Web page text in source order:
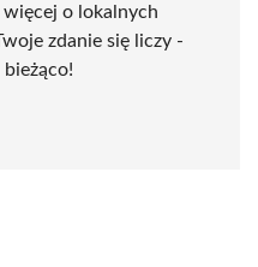
więcej o lokalnych
zdanie się liczy -